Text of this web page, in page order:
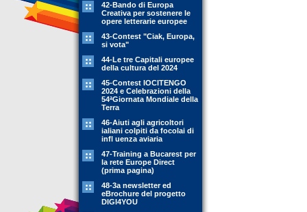
42-Bando di Europa
Creativa per sostenere le
opere letterarie europee
43-Contest "Ciak, Europa,
si vota"
44-Le tre Capitali europee
della cultura del 2024
45-Contest IOCITENGO
2024 e Celebrazioni della
54ªGiornata Mondiale della
Terra
46-Aiuti agli agricoltori
ialiani colpiti da focolai di
infl uenza aviaria
47-Training a Bucarest per
la rete Europe Direct
(prima pagina)
48-3a newsletter ed
eBrochure del progetto
DIGI4YOU